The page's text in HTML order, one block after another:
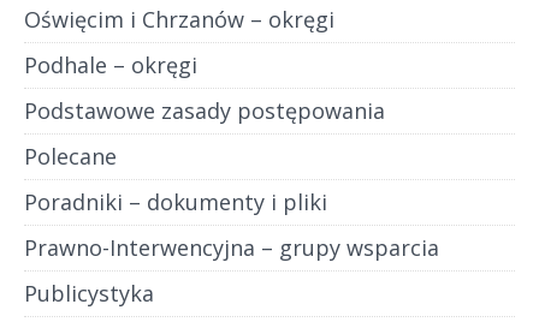
Oświęcim i Chrzanów – okręgi
Podhale – okręgi
Podstawowe zasady postępowania
Polecane
Poradniki – dokumenty i pliki
Prawno-Interwencyjna – grupy wsparcia
Publicystyka